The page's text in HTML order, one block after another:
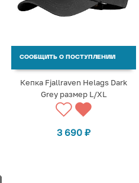
СООБЩИТЬ О ПОСТУПЛЕНИИ
Кепка Fjallraven Helags Dark
Grey размер L/XL
3 690 ₽